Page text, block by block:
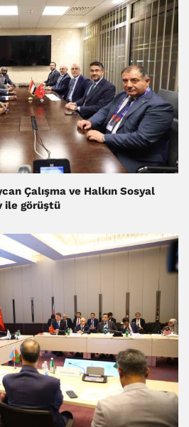
Çalışma ve Halkın Sosyal
ile görüştü